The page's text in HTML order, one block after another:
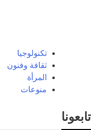
تكنولوجيا
ثقافة وفنون
المرأة
منوعات
تابعونا